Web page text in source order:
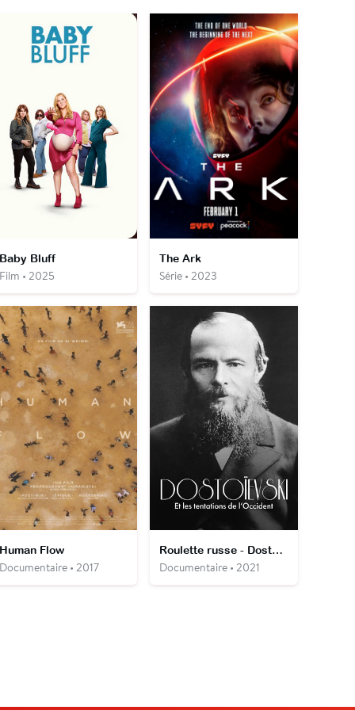
Bluff
• 2025
The Ark
Série • 2023
Flow
• 2017
Roulette russe - Dostoïevski et les tentations de l’Occident
Documentaire • 2021